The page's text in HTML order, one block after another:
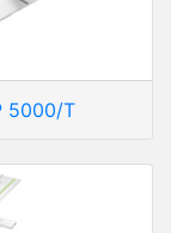
5000/T